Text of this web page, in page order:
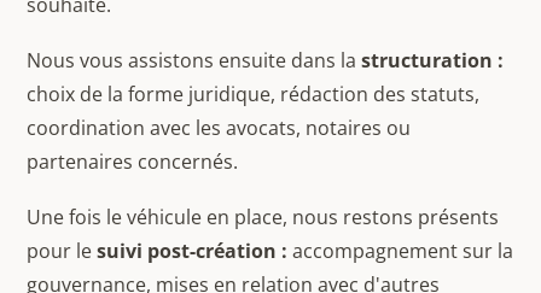
Nous vous assistons ensuite dans lastructuration :
choix de la forme juridique, rédaction des statuts,
coordination avec les avocats, notaires ou
partenaires concernés.
Une fois le véhicule en place, nous restons présents
pour lesuivi post-création : accompagnement sur la
gouvernance, mises en relation avec d'autres